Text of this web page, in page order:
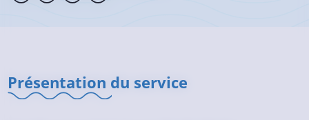
Présentation du service